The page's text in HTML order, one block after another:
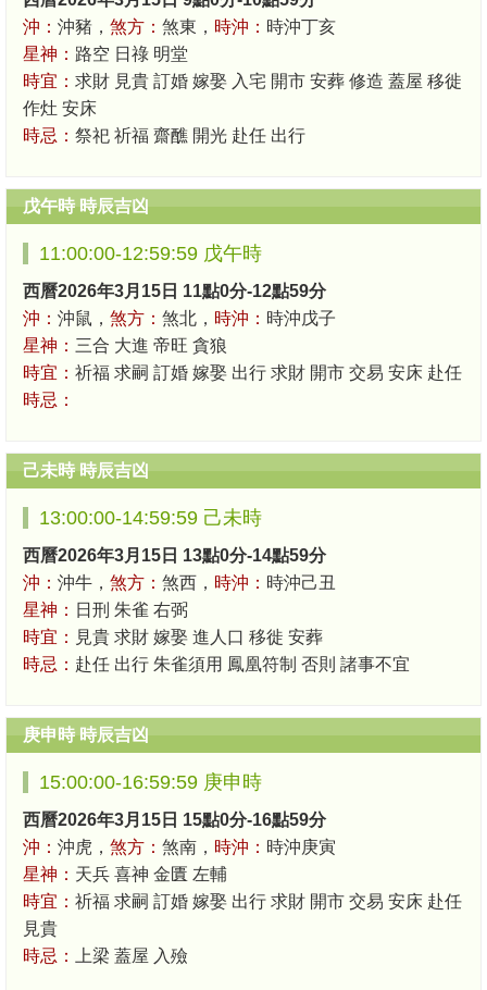
沖： 沖豬， 煞方： 煞東， 時沖： 時沖丁亥
星神： 路空 日祿 明堂
時宜： 求財 見貴 訂婚 嫁娶 入宅 開市 安葬 修造 蓋屋 移徙
作灶 安床
時忌： 祭祀 祈福 齋醮 開光 赴任 出行
戊午時 時辰吉凶
11:00:00-12:59:59 戊午時
西曆2026年3月15日 11點0分-12點59分
沖： 沖鼠， 煞方： 煞北， 時沖： 時沖戊子
星神： 三合 大進 帝旺 貪狼
時宜： 祈福 求嗣 訂婚 嫁娶 出行 求財 開市 交易 安床 赴任
時忌：
己未時 時辰吉凶
13:00:00-14:59:59 己未時
西曆2026年3月15日 13點0分-14點59分
沖： 沖牛， 煞方： 煞西， 時沖： 時沖己丑
星神： 日刑 朱雀 右弼
時宜： 見貴 求財 嫁娶 進人口 移徙 安葬
時忌： 赴任 出行 朱雀須用 鳳凰符制 否則 諸事不宜
庚申時 時辰吉凶
15:00:00-16:59:59 庚申時
西曆2026年3月15日 15點0分-16點59分
沖： 沖虎， 煞方： 煞南， 時沖： 時沖庚寅
星神： 天兵 喜神 金匱 左輔
時宜： 祈福 求嗣 訂婚 嫁娶 出行 求財 開市 交易 安床 赴任
見貴
時忌：
上梁 蓋屋 入殮